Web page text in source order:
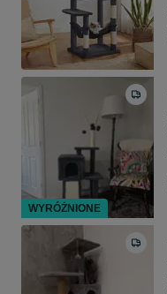
WYRÓŻNIONE